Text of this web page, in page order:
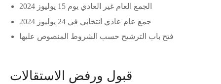
الجمع العام غير العادي يوم 15 يوليوز 2024
جمع عام عادي انتخابي في 24 يوليوز 2024
فتح باب الترشيح حسب الشروط المنصوص عليها
قبول ورفض الاستقالات